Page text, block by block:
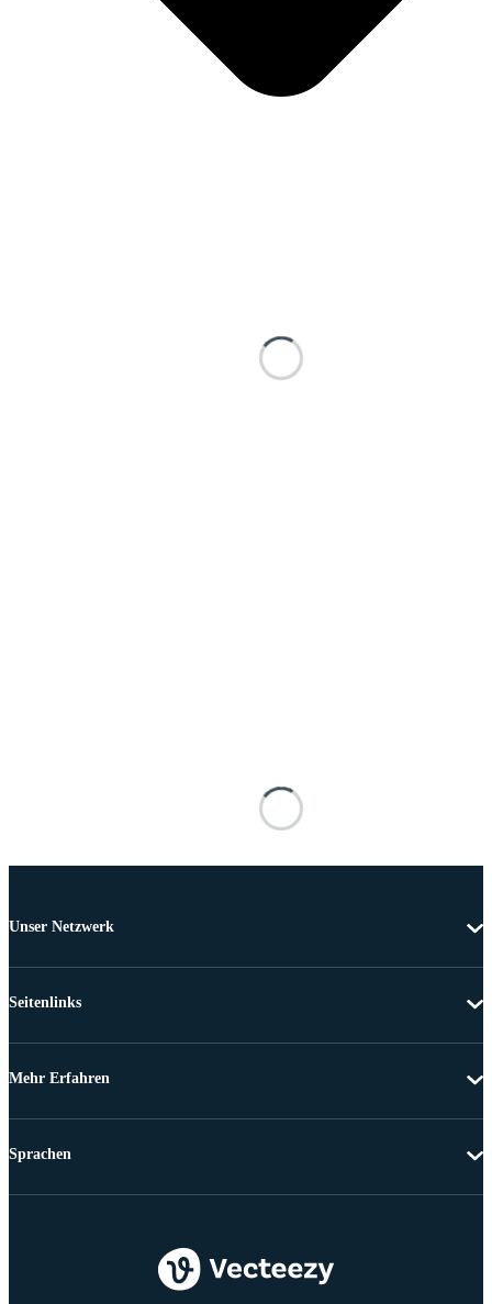
Unser Netzwerk
Seitenlinks
Mehr Erfahren
Sprachen